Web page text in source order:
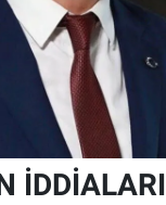
İDDİALARI